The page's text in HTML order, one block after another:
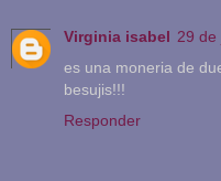
Virginia isabel 29 de
es una moneria de
besujis!!!
Responder